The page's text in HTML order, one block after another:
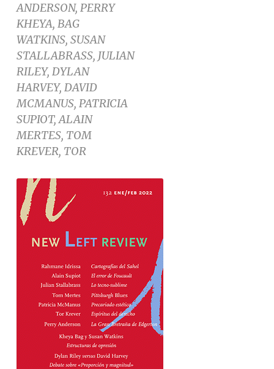
ANDERSON, PERRY
KHEYA, BAG
WATKINS, SUSAN
STALLABRASS, JULIAN
RILEY, DYLAN
HARVEY, DAVID
MCMANUS, PATRICIA
SUPIOT, ALAIN
MERTES, TOM
KREVER, TOR